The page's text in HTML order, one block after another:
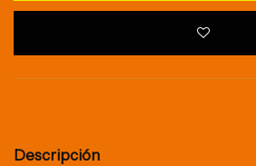
Descripción